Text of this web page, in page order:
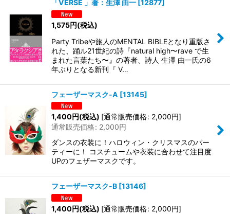
「VERSE 」著：生澤 由一 [12877]
1,575円(税込)
Party Tribeや旅人のMENTAL BIBLEとなり重版さ
れた、踊ル21世紀の詩『natural high〜rave で生
まれた言葉たち〜』の著者、詩人 生澤 由一氏の6
年ぶりとなる新刊『 V…
フェーザーマスク-A [13145]
1,400円(税込) [通常販売価格: 2,000円]
通常販売価格: 2,000円
ダンスの衣装に！ハロウィン・クリスマスのパー
ティーに！ コスチュームや衣装に合わせて注目度
UPのフェザーマスクです。
フェーザーマスク-B [13146]
1,400円(税込) [通常販売価格: 2,000円]